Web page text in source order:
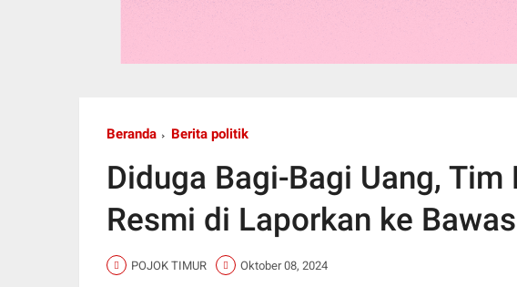
Beranda Berita politik
Diduga Bagi-Bagi Uang, Tim
Resmi di Laporkan ke
POJOK TIMUR Oktober 08, 2024